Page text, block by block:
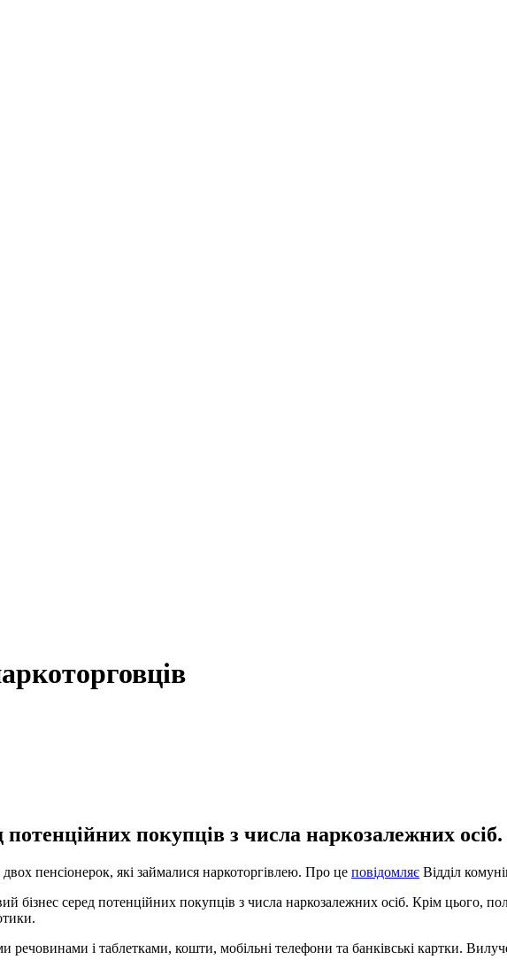
покупців з числа наркозалежних осіб.
пенсіонерок, які займалися наркоторгівлею. Про це повідомляє Відділ
бізнес серед потенційних покупців з числа наркозалежних осіб. Крім цього,
і таблетками, кошти, мобільні телефони та банківські картки.